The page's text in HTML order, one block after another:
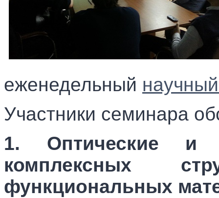
еженедельный
Участники семинара
1. Оптические и
комплексных
функциональных